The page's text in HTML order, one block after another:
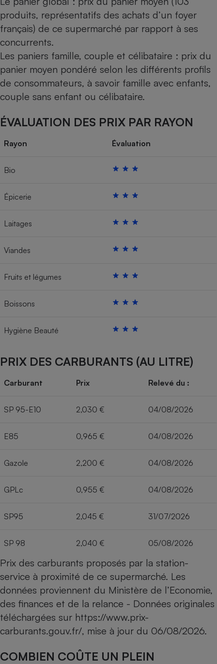
produits, représentatifs des achats d’un foyer
français) de ce supermarché par rapport à ses
concurrents.
Les paniers famille, couple et célibataire : prix du
panier moyen pondéré selon les différents profils
de consommateurs, à savoir famille avec enfants,
couple sans enfant ou célibataire.
ÉVALUATION DES PRIX PAR RAYON
Rayon Évaluation
Bio
Épicerie
Laitages
Viandes
Fruits et légumes
Boissons
Hygiène Beauté
PRIX DES CARBURANTS (AU LITRE)
Carburant Prix Relevé du :
SP 95-E10 2,030 € 04/08/2026
E85 0,965 € 04/08/2026
Gazole 2,200 € 04/08/2026
GPLc 0,955 € 04/08/2026
SP95 2,045 € 31/07/2026
SP 98 2,040 € 05/08/2026
Prix des carburants proposés par la station-
service à proximité de ce supermarché. Les
données proviennent du Ministère de l’Economie,
des finances et de la relance - Données originales
téléchargées sur https://www.prix-
carburants.gouv.fr/, mise à jour du 06/08/2026.
COMBIEN COÛTE UN PLEIN